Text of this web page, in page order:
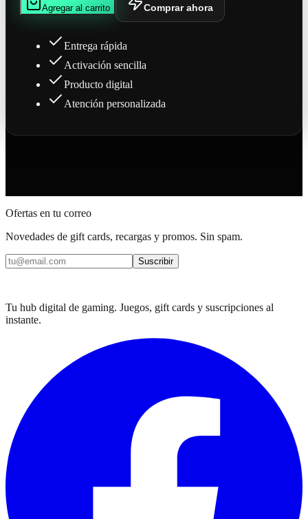
Agregar al carrito Comprar ahora
Entrega rápida
Activación sencilla
Producto digital
Atención personalizada
Ofertas en tu correo
Novedades de gift cards, recargas y promos. Sin spam.
Suscribir
Tu hub digital de gaming. Juegos, gift cards y suscripciones al
instante.